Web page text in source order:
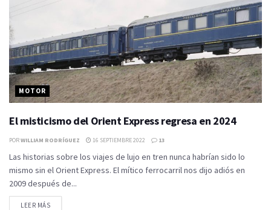
MOTOR
El misticismo del Orient Express regresa en 2024
PORWILLIAM RODRÍGUEZ 16 SEPTIEMBRE 2022 13
Las historias sobre los viajes de lujo en tren nunca habrían sido lo
mismo sin el Orient Express. El mítico ferrocarril nos dijo adiós en
2009 después de...
LEER MÁS